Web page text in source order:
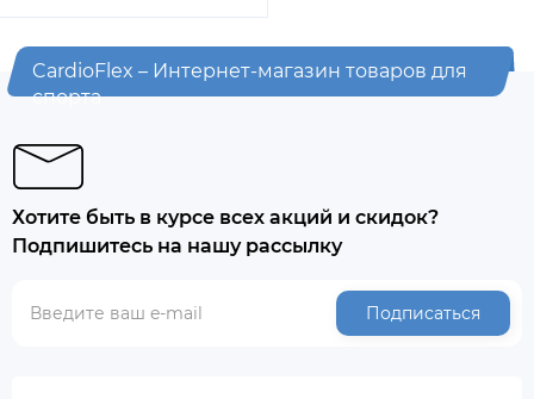
CardioFlex – Интернет-магазин товаров для
спорта
Хотите быть в курсе всех акций и скидок?
Подпишитесь на нашу рассылку
Подписаться